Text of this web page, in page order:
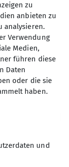
in
in
das
in der
Länge
zu
anbieten zu
analysieren.
Verwendung
Medien,
führen diese
Daten
oder die sie
haben.
und